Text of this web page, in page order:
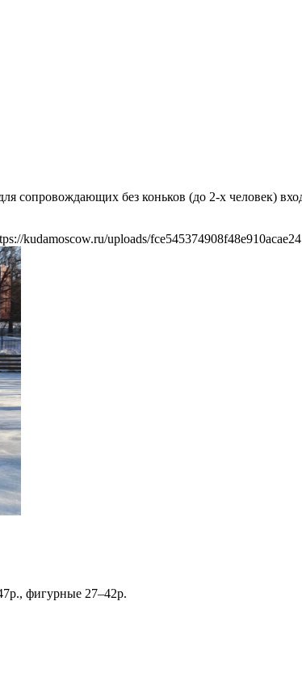
сопровождающих без коньков (до 2-х человек)
kudamoscow.ru/uploads/
фигурные 27–42р.